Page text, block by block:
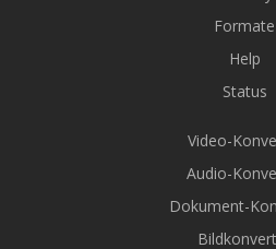
Formate
Help
Status
Video-
Audio-
Dokument-